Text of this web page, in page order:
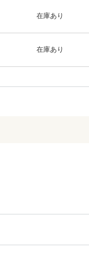
在庫あり
在庫あり